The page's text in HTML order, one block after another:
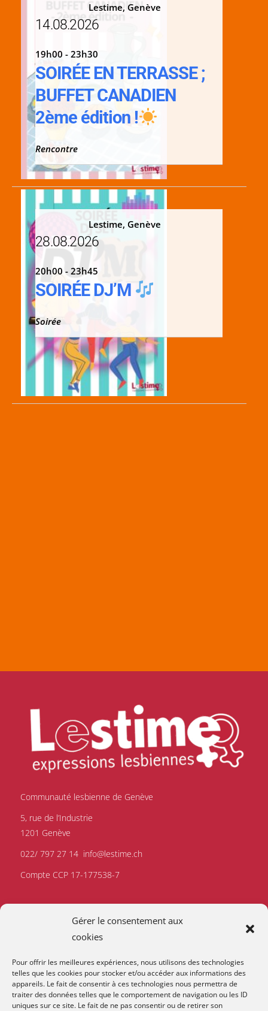
Gérer le consentement aux
cookies
Pour offrir les meilleures expériences, nous utilisons des technologies
telles que les cookies pour stocker et/ou accéder aux informations des
appareils. Le fait de consentir à ces technologies nous permettra de
traiter des données telles que le comportement de navigation ou les ID
uniques sur ce site. Le fait de ne pas consentir ou de retirer son
Lestime, Genève
14.08.2026
19h00 - 23h30
SOIRÉE EN TERRASSE ;
BUFFET CANADIEN
2ème édition !
Rencontre
Lestime, Genève
28.08.2026
20h00 - 23h45
SOIRÉE DJ’M
Soirée
Communauté lesbienne de Genève
5, rue de l’Industrie
1201 Genève
022/ 797 27 14 info@lestime.ch
Compte CCP 17-177538-7